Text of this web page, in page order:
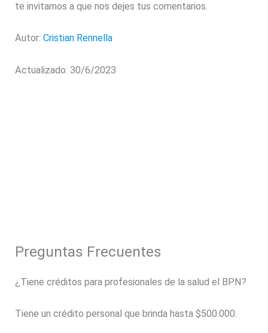
te invitamos a que nos dejes tus comentarios.
Autor:Cristian Rennella
Actualizado: 30/6/2023
Preguntas Frecuentes
¿Tiene créditos para profesionales de la salud el BPN?
Tiene un crédito personal que brinda hasta $500.000.